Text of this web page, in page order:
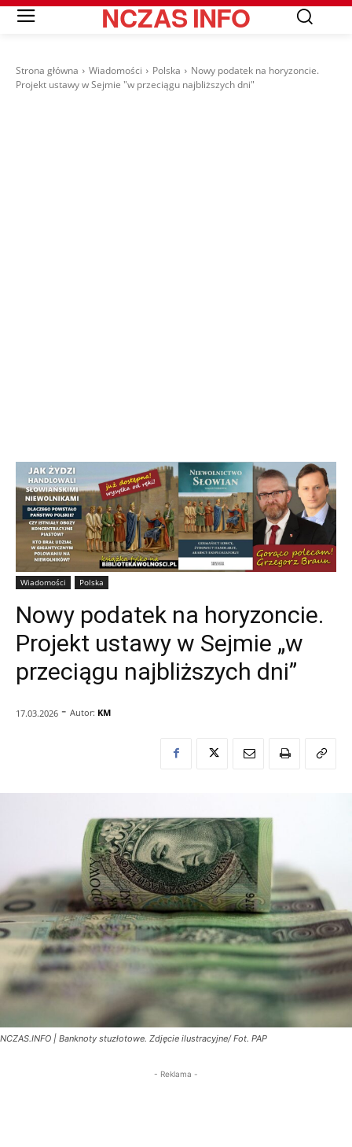
NCZASINFO
Strona główna Wiadomości Polska
Nowy podatek na horyzoncie.
Projekt ustawy w Sejmie "w przeciągu najbliższych dni"
Wiadomości Polska
Nowy podatek na horyzoncie.
Projekt ustawy w Sejmie „w
przeciągu najbliższych dni”
17.03.2026 - Autor: KM
NCZAS.INFO | Banknoty stuzłotowe. Zdjęcie ilustracyjne/ Fot. PAP
- Reklama -